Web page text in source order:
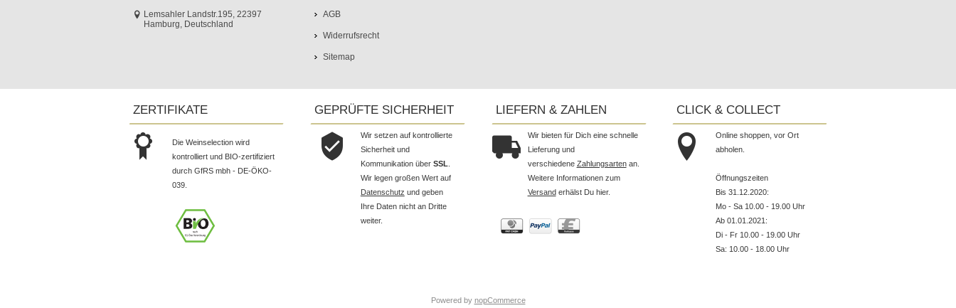
Lemsahler Landstr.195, 22397
Hamburg, Deutschland
AGB
Widerrufsrecht
Sitemap
ZERTIFIKATE
Die Weinselection wird
kontrolliert und BIO-zertifiziert
durch GfRS mbh - DE-ÖKO-
039.
GEPRÜFTE SICHERHEIT
Wir setzen auf kontrollierte
Sicherheit und
Kommunikation über SSL
Wir legen großen Wert auf
Datenschutz und geben
Ihre Daten nicht an Dritte
weiter.
LIEFERN & ZAHLEN
Wir bieten für Dich eine schnelle
Lieferung und
verschiedene Zahlungsartenan.
Weitere Informationen zum
Versanderhälst Du hier.
CLICK & COLLECT
Online shoppen, vor Ort
abholen.
Öffnungszeiten
Bis 31.12.2020:
Mo - Sa 10.00 - 19.00 Uhr
Ab 01.01.2021:
Di - Fr 10.00 - 19.00 Uhr
Sa: 10.00 - 18.00 Uhr
Powered by nopCommerce